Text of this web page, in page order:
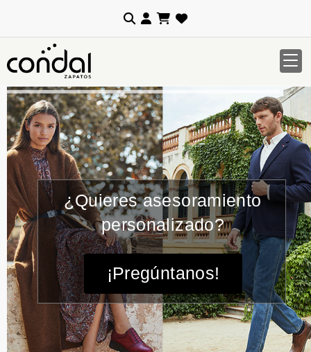
¿Quieres asesoramiento
personalizado?
¡Pregúntanos!